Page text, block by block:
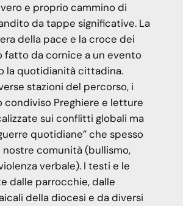
e proprio cammino di
da tappe significative. La
della pace e la croce dei
fatto da cornice a un evento
la quotidianità cittadina.
stazioni del percorso, i
condiviso Preghiere e letture
sui conflitti globali ma
quotidiane” che spesso
comunità (bullismo,
verbale). I testi e le
dalle parrocchie, dalle
della diocesi e da diversi